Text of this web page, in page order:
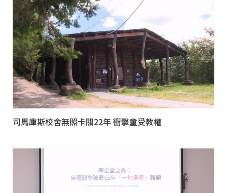
司馬庫斯校舍無照卡關22年 衝擊童受教權